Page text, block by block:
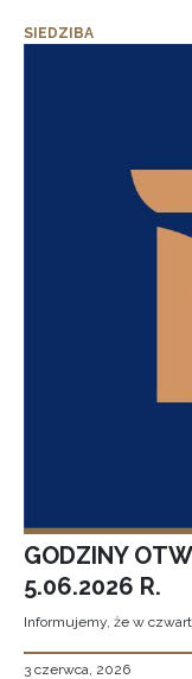
SIEDZIBA
GODZINY
5.06.2026 R.
Informujemy, że w
3 czerwca, 2026